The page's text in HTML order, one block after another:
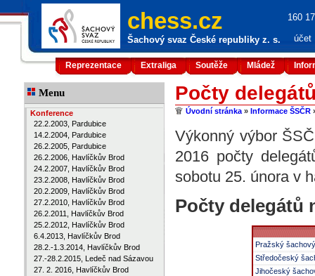
chess.cz
Šachový svaz České republiky z. s.
160
účet
Reprezentace Extraliga Soutěže Mládež
Menu
Konference
22.2.2003, Pardubice
14.2.2004, Pardubice
26.2.2005, Pardubice
26.2.2006, Havlíčkův Brod
24.2.2007, Havlíčkův Brod
23.2.2008, Havlíčkův Brod
20.2.2009, Havlíčkův Brod
27.2.2010, Havlíčkův Brod
26.2.2011, Havlíčkův Brod
25.2.2012, Havlíčkův Brod
6.4.2013, Havlíčkův Brod
28.2.-1.3.2014, Havlíčkův Brod
27.-28.2.2015, Ledeč nad Sázavou
27. 2. 2016, Havlíčkův Brod
Počty
Úvodní stránka » Informace ŠSČR
Výkonný výbor
2016 počty
sobotu 25. února v
Počty delegátů
Pražský
Středočeský
Jihočeský